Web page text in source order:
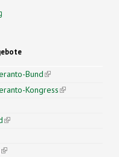
Bund(link is
external)
Kongress(link is
external)
(link is external)
external)
(link is external)